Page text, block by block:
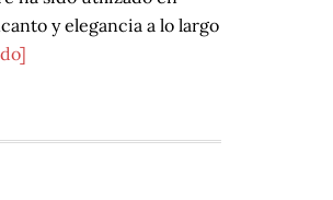
y elegancia a lo largo
acerca